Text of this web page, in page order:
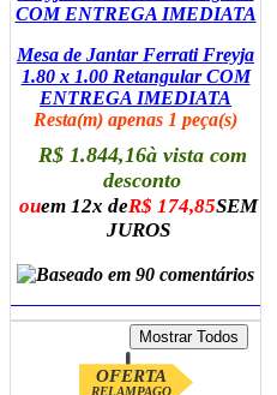
Mesa de Jantar Ferrati Freyja
1.80 x 1.00 Retangular COM
ENTREGA IMEDIATA
Resta(m) apenas 1 peça(s)
R$ 1.844,16à vista com
desconto
ouem 12x deR$ 174,85SEM
JUROS
OFERTA